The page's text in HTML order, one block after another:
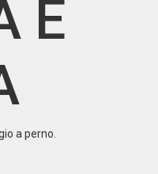
E
a perno.